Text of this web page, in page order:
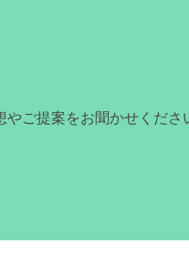
ご提案をお聞かせくださ